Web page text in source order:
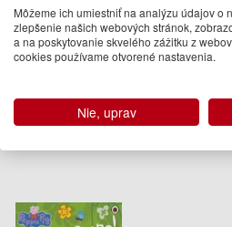
Peppa Pig: Peppa at the
Museum
Peppa Pig
Na objednávku
Môžeme ich umiestniť na analýzu údajov o
zlepšenie našich webových stránok,
a na poskytovanie skvelého zážitku z
cookies používame otvorené nastavenia.
Nie, uprav